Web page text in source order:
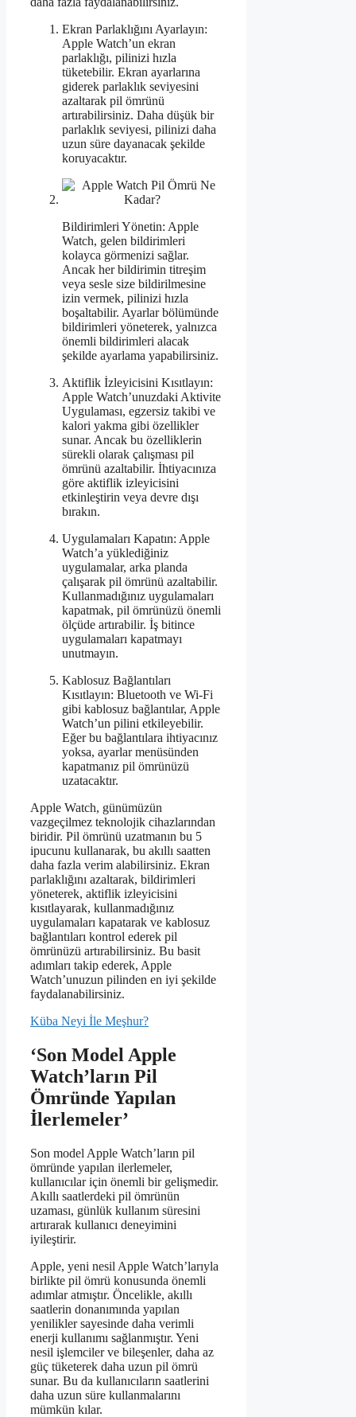
Ekran Parlaklığını Ayarlayın:
Apple Watch’un ekran
parlaklığı, pilinizi hızla
tüketebilir. Ekran ayarlarına
giderek parlaklık seviyesini
azaltarak pil ömrünü
artırabilirsiniz. Daha düşük bir
parlaklık seviyesi, pilinizi daha
uzun süre dayanacak şekilde
koruyacaktır.
Bildirimleri Yönetin: Apple
Watch, gelen bildirimleri
kolayca görmenizi sağlar.
Ancak her bildirimin titreşim
veya sesle size bildirilmesine
izin vermek, pilinizi hızla
boşaltabilir. Ayarlar bölümünde
bildirimleri yöneterek, yalnızca
önemli bildirimleri alacak
şekilde ayarlama yapabilirsiniz.
Aktiflik İzleyicisini Kısıtlayın:
Apple Watch’unuzdaki Aktivite
Uygulaması, egzersiz takibi ve
kalori yakma gibi özellikler
sunar. Ancak bu özelliklerin
sürekli olarak çalışması pil
ömrünü azaltabilir. İhtiyacınıza
göre aktiflik izleyicisini
etkinleştirin veya devre dışı
bırakın.
Uygulamaları Kapatın: Apple
Watch’a yüklediğiniz
uygulamalar, arka planda
çalışarak pil ömrünü azaltabilir.
Kullanmadığınız uygulamaları
kapatmak, pil ömrünüzü önemli
ölçüde artırabilir. İş bitince
uygulamaları kapatmayı
unutmayın.
Kablosuz Bağlantıları
Kısıtlayın: Bluetooth ve Wi-Fi
gibi kablosuz bağlantılar, Apple
Watch’un pilini etkileyebilir.
Eğer bu bağlantılara ihtiyacınız
yoksa, ayarlar menüsünden
kapatmanız pil ömrünüzü
uzatacaktır.
Apple Watch, günümüzün
vazgeçilmez teknolojik cihazlarından
biridir. Pil ömrünü uzatmanın bu 5
ipucunu kullanarak, bu akıllı saatten
daha fazla verim alabilirsiniz. Ekran
parlaklığını azaltarak, bildirimleri
yöneterek, aktiflik izleyicisini
kısıtlayarak, kullanmadığınız
uygulamaları kapatarak ve kablosuz
bağlantıları kontrol ederek pil
ömrünüzü artırabilirsiniz. Bu basit
adımları takip ederek, Apple
Watch’unuzun pilinden en iyi şekilde
faydalanabilirsiniz.
Küba Neyi İle Meşhur?
‘Son Model Apple
Watch’ların Pil
Ömründe Yapılan
İlerlemeler’
Son model Apple Watch’ların pil
ömründe yapılan ilerlemeler,
kullanıcılar için önemli bir gelişmedir.
Akıllı saatlerdeki pil ömrünün
uzaması, günlük kullanım süresini
artırarak kullanıcı deneyimini
iyileştirir.
Apple, yeni nesil Apple Watch’larıyla
birlikte pil ömrü konusunda önemli
adımlar atmıştır. Öncelikle, akıllı
saatlerin donanımında yapılan
yenilikler sayesinde daha verimli
enerji kullanımı sağlanmıştır. Yeni
nesil işlemciler ve bileşenler, daha az
güç tüketerek daha uzun pil ömrü
sunar. Bu da kullanıcıların saatlerini
daha uzun süre kullanmalarını
mümkün kılar.